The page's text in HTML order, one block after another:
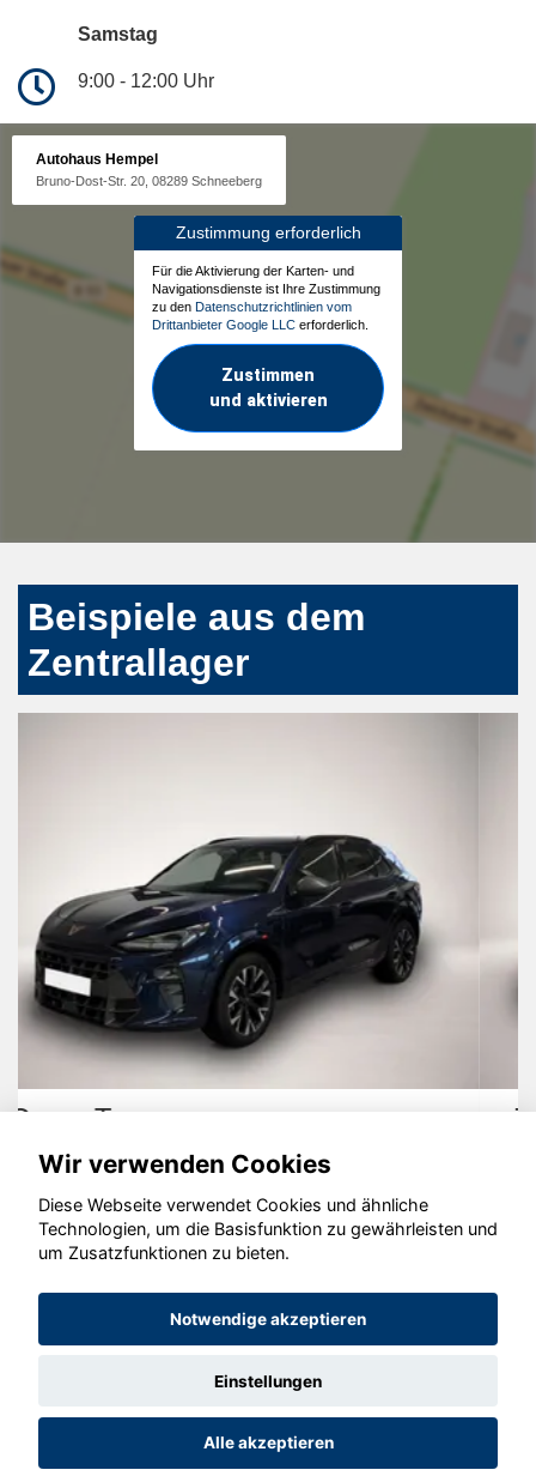
Samstag
9:00 - 12:00 Uhr
Autohaus Hempel
Bruno-Dost-Str. 20, 08289 Schneeberg
Zustimmung erforderlich
Für die Aktivierung der Karten- und
Navigationsdienste ist Ihre Zustimmung
zu den Datenschutzrichtlinien vom
Drittanbieter Google LLC erforderlich.
Zustimmen
und aktivieren
Beispiele aus dem
Zentrallager
Jaguar E-Pace
© konjunkturmotor.de GmbH 2020 - 2026
Wir verwenden Cookies
Diese Webseite verwendet Cookies und ähnliche
Technologien, um die Basisfunktion zu gewährleisten und
um Zusatzfunktionen zu bieten.
Notwendige akzeptieren
Einstellungen
Alle akzeptieren